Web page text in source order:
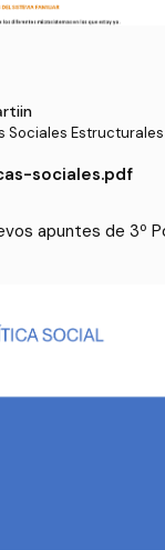
Sociales Estructurales
sociales.pdf
apuntes de 3º